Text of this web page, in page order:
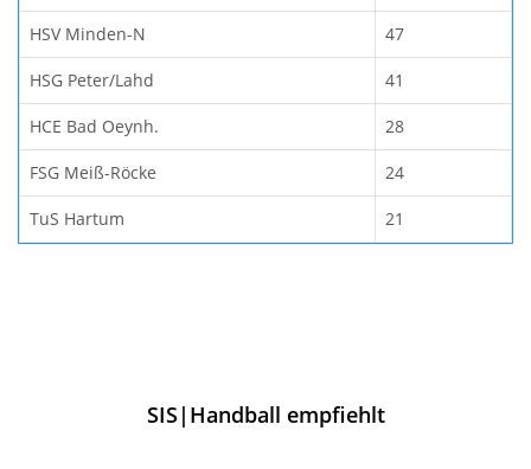
HSV Minden-N 47
HSG Peter/Lahd 41
HCE Bad Oeynh. 28
FSG Meiß-Röcke 24
TuS Hartum 21
SIS|Handball empfiehlt